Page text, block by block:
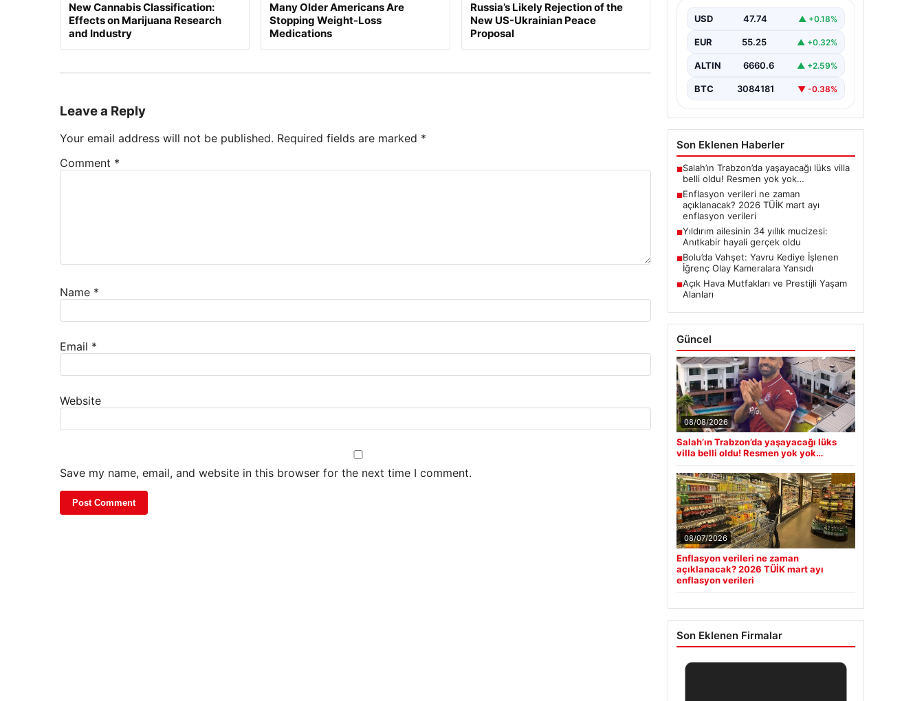
New Cannabis Classification:
Effects on Marijuana Research
and Industry
Many Older Americans Are
Stopping Weight-Loss
Medications
Russia’s Likely Rejection of the
New US-Ukrainian Peace
Proposal
Leave a Reply
Your email address will not be published. Required fields are marked *
Comment *
Name *
Email *
Website
Save my name, email, and website in this browser for the next time I comment.
enflasyon verileri
USD 47.74 ▲ +0.18%
EUR 55.25 ▲ +0.32%
ALTIN 6660.6 ▲ +2.59%
BTC 3084181 ▼ -0.38%
Son Eklenen Haberler
■Salah’ın Trabzon’da yaşayacağı lüks villa
belli oldu! Resmen yok yok…
■Enflasyon verileri ne zaman
açıklanacak? 2026 TÜİK mart ayı
enflasyon verileri
■Yıldırım ailesinin 34 yıllık mucizesi:
Anıtkabir hayali gerçek oldu
■Bolu’da Vahşet: Yavru Kediye İşlenen
İğrenç Olay Kameralara Yansıdı
■Açık Hava Mutfakları ve Prestijli Yaşam
Alanları
Güncel
08/08/2026
Salah’ın Trabzon’da yaşayacağı lüks
villa belli oldu! Resmen yok yok…
08/07/2026
Enflasyon verileri ne zaman
açıklanacak? 2026 TÜİK mart ayı
enflasyon verileri
Son Eklenen Firmalar